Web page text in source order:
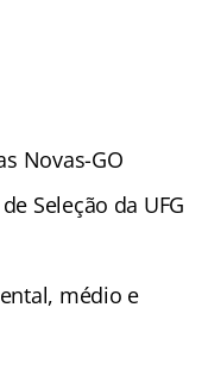
Novas-GO
Seleção da UFG
médio e